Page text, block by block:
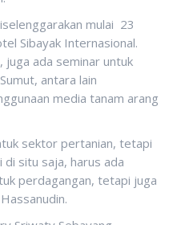
mulai 23
Sibayak Internasional.
juga ada seminar untuk
antara lain
media tanam arang
sektor pertanian, tetapi
situ saja, harus ada
perdagangan, tetapi juga